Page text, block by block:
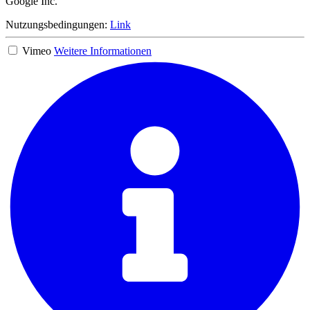
Nutzungsbedingungen: Link
Vimeo Weitere Informationen